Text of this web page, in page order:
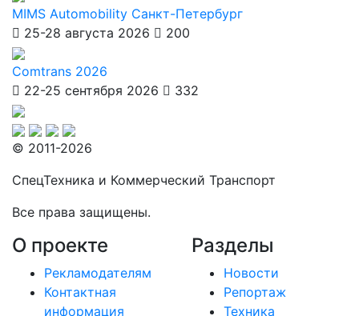
MIMS Automobility Санкт-Петербург
25-28 августа 2026
200
Comtrans 2026
22-25 сентября 2026
332
© 2011-2026
СпецТехника и Коммерческий Транспорт
Все права защищены.
О проекте
Рекламодателям
Контактная
информация
Разделы
Новости
Репортаж
Техника